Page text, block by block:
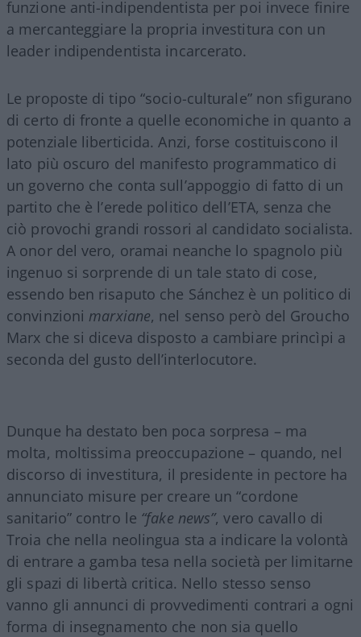
funzione anti-indipendentista per poi invece finire
a mercanteggiare la propria investitura con un
leader indipendentista incarcerato.
Le proposte di tipo “socio-culturale” non sfigurano
di certo di fronte a quelle economiche in quanto a
potenziale liberticida. Anzi, forse costituiscono il
lato più oscuro del manifesto programmatico di
un governo che conta sull’appoggio di fatto di un
partito che è l’erede politico dell’ETA, senza che
ciò provochi grandi rossori al candidato socialista.
A onor del vero, oramai neanche lo spagnolo più
ingenuo si sorprende di un tale stato di cose,
essendo ben risaputo che Sánchez è un politico di
convinzioni marxiane, nel senso però del Groucho
Marx che si diceva disposto a cambiare princìpi a
seconda del gusto dell’interlocutore.
Dunque ha destato ben poca sorpresa – ma
molta, moltissima preoccupazione – quando, nel
discorso di investitura, il presidente in pectore ha
annunciato misure per creare un “cordone
sanitario” contro le “fake news”, vero cavallo di
Troia che nella neolingua sta a indicare la volontà
di entrare a gamba tesa nella società per limitarne
gli spazi di libertà critica. Nello stesso senso
vanno gli annunci di provvedimenti contrari a ogni
forma di insegnamento che non sia quello